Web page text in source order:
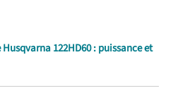
122HD60 : puissance et